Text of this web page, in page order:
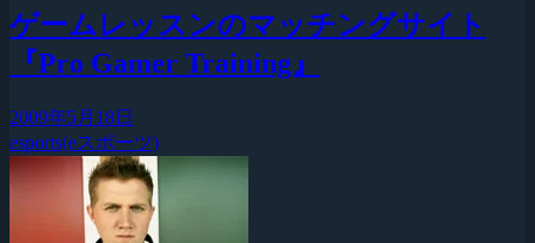
ゲームレッスンのマッチングサイト
『Pro Gamer Training』
2009年5月18日
esports(eスポーツ)